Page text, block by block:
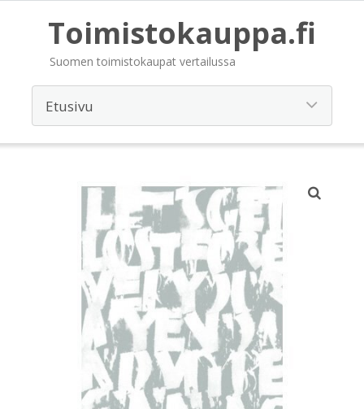
Toimistokauppa.fi
Suomen toimistokaupat vertailussa